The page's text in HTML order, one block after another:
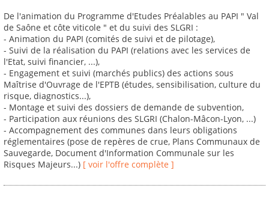
De l'animation du Programme d'Etudes Préalables au PAPI " Val
de Saône et côte viticole " et du suivi des SLGRI :
- Animation du PAPI (comités de suivi et de pilotage),
- Suivi de la réalisation du PAPI (relations avec les services de
l'Etat, suivi financier, ...),
- Engagement et suivi (marchés publics) des actions sous
Maîtrise d'Ouvrage de l'EPTB (études, sensibilisation, culture du
risque, diagnostics...),
- Montage et suivi des dossiers de demande de subvention,
- Participation aux réunions des SLGRI (Chalon-Mâcon-Lyon, ...)
- Accompagnement des communes dans leurs obligations
réglementaires (pose de repères de crue, Plans Communaux de
Sauvegarde, Document d'Information Communale sur les
Risques Majeurs...) [ voir l'offre complète ]